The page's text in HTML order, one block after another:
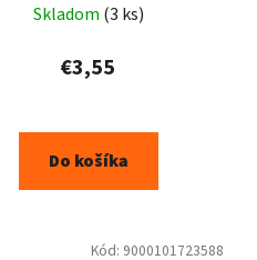
Skladom (3 ks)
€3,55
Do košíka
Kód: 9000101723588